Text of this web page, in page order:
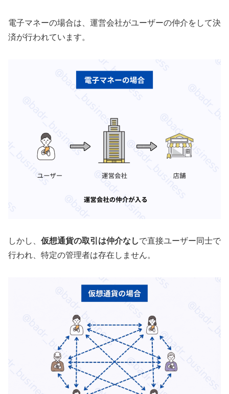
電子マネーの場合は、運営会社がユーザーの仲介をして決
済が行われています。
しかし、 仮想通貨の取引は仲介なしで直接ユーザー同士で
行われ、特定の管理者は存在しません。